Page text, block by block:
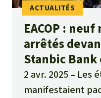
EACOP :
arrêtés
Stanbic Bank
2 avr. 2025
Les
manifestaient